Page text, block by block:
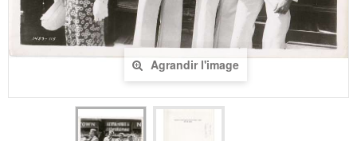
Agrandir l'image